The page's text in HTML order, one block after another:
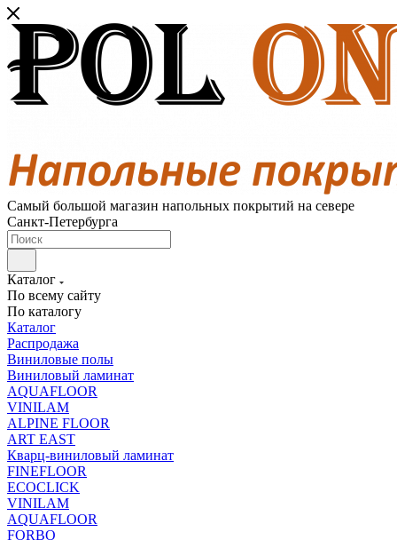
Самый большой магазин напольных покрытий на севере
Санкт-Петербурга
Каталог
По всему сайту
По каталогу
Каталог
Распродажа
Виниловые полы
Виниловый ламинат
AQUAFLOOR
VINILAM
ALPINE FLOOR
ART EAST
Кварц-виниловый ламинат
FINEFLOOR
ECOCLICK
VINILAM
AQUAFLOOR
FORBO